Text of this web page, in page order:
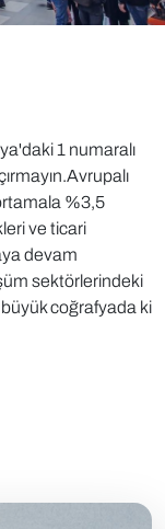
1 numaralı
%3,5
ve ticari
devam
sektörlerindeki
büyük coğrafyada ki